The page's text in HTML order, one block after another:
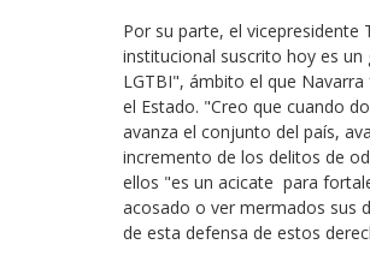
Por su parte, el
institucional suscrito hoy es
LGTBI", ámbito el que
el Estado. "Creo que cuando
avanza el conjunto del país,
incremento de los delitos de
ellos "es un acicate para
acosado o ver mermados sus
de esta defensa de estos